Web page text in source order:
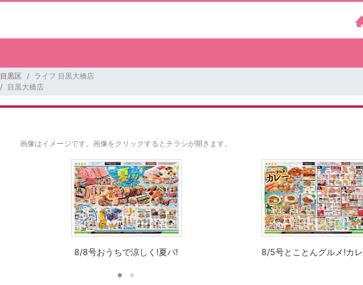
目黒区
ライフ 目黒大橋店
目黒大橋店
画像はイメージです。 画像をクリックするとチラシが開きます。
8/8号おうちで涼しく!夏パ! 8/5号とことんグルメ!カ